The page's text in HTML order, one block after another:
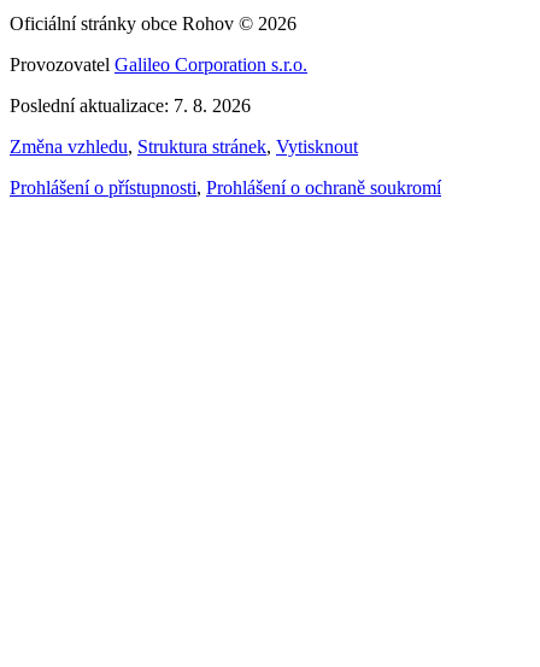
Oficiální stránky obce Rohov © 2026
Provozovatel Galileo Corporation s.r.o.
Poslední aktualizace: 7. 8. 2026
Změna vzhledu, Struktura stránek, Vytisknout
Prohlášení o přístupnosti, Prohlášení o ochraně soukromí